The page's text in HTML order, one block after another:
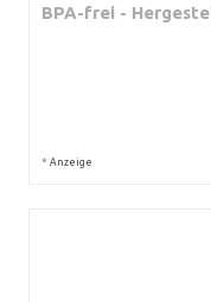
BPA-frei -
* Anzeige